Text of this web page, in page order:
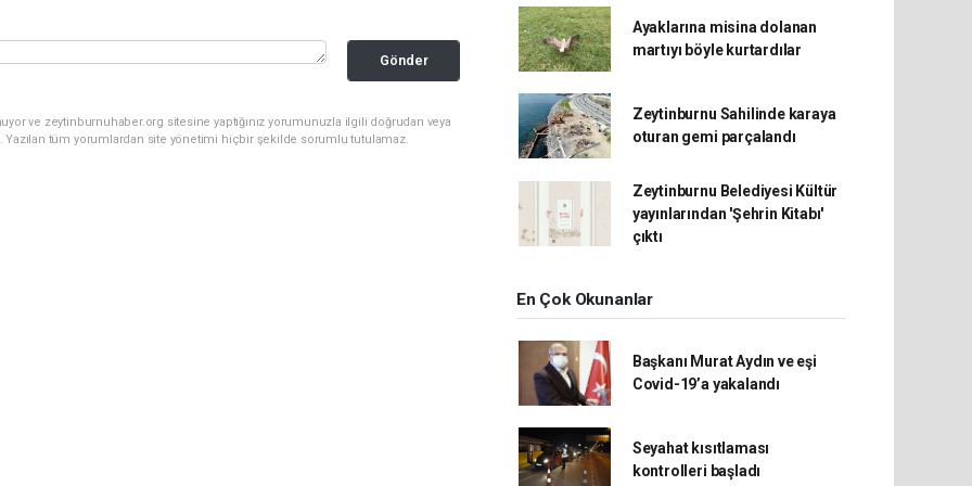
Gönder
ve zeytinburnuhaber.org sitesine yaptığınız yorumunuzla ilgili doğrudan veya
Yazılan tüm yorumlardan site yönetimi hiçbir şekilde sorumlu tutulamaz.
Ayaklarına misina dolanan
martıyı böyle kurtardılar
Zeytinburnu Sahilinde karaya
oturan gemi parçalandı
Zeytinburnu Belediyesi Kültür
yayınlarından 'Şehrin Kitabı'
çıktı
En Çok Okunanlar
Başkanı Murat Aydın ve eşi
Covid-19’a yakalandı
Seyahat kısıtlaması
kontrolleri başladı